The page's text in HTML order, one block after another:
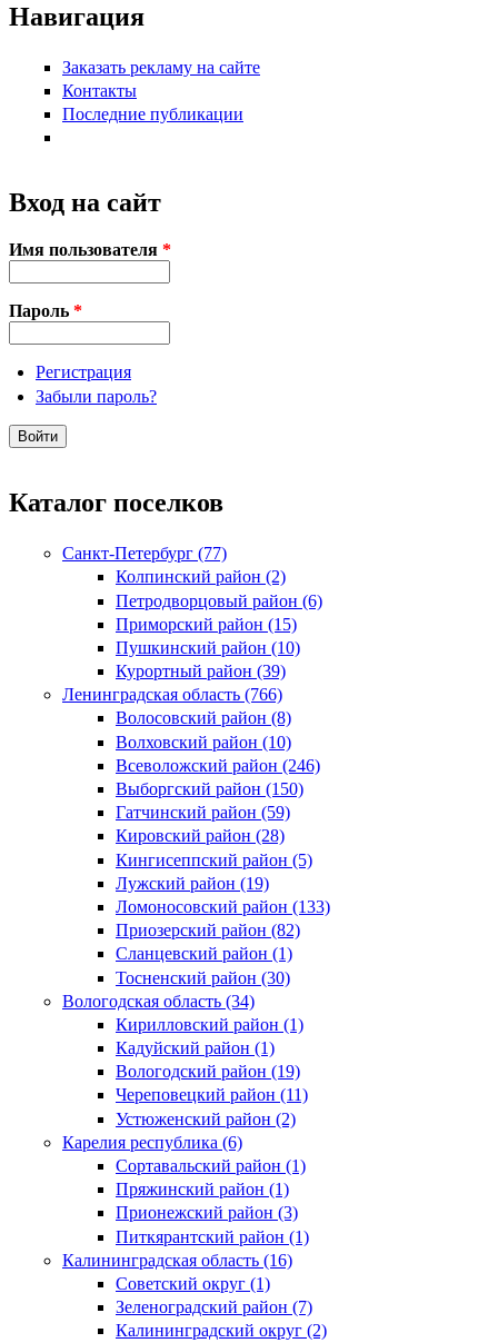
Навигация
Заказать рекламу на сайте
Контакты
Последние публикации
Вход на сайт
Имя пользователя *
Пароль *
Регистрация
Забыли пароль?
Каталог поселков
Санкт-Петербург (77)
Колпинский район (2)
Петродворцовый район (6)
Приморский район (15)
Пушкинский район (10)
Курортный район (39)
Ленинградская область (766)
Волосовский район (8)
Волховский район (10)
Всеволожский район (246)
Выборгский район (150)
Гатчинский район (59)
Кировский район (28)
Кингисеппский район (5)
Лужский район (19)
Ломоносовский район (133)
Приозерский район (82)
Сланцевский район (1)
Тосненский район (30)
Вологодская область (34)
Кирилловский район (1)
Кадуйский район (1)
Вологодский район (19)
Череповецкий район (11)
Устюженский район (2)
Карелия республика (6)
Сортавальский район (1)
Пряжинский район (1)
Прионежский район (3)
Питкярантский район (1)
Калининградская область (16)
Советский округ (1)
Зеленоградский район (7)
Калининградский округ (2)